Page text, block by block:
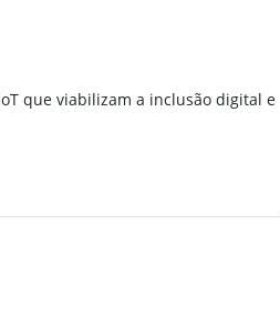
que viabilizam a inclusão digital e